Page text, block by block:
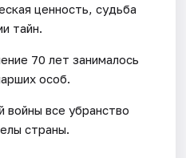
ценность, судьба
тайн.
70 лет занималось
особ.
все убранство
страны.